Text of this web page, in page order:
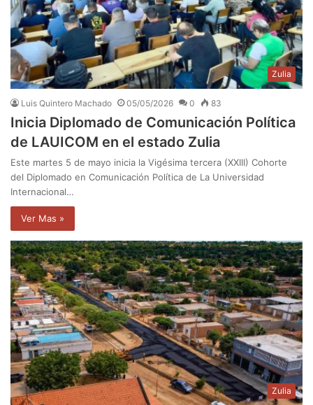
Zulia
Luis Quintero Machado 05/05/2026 0 83
Inicia Diplomado de Comunicación Política
de LAUICOM en el estado Zulia
Este martes 5 de mayo inicia la Vigésima tercera (XXIII) Cohorte
del Diplomado en Comunicación Política de La Universidad
Internacional…
Ver Mas »
Zulia